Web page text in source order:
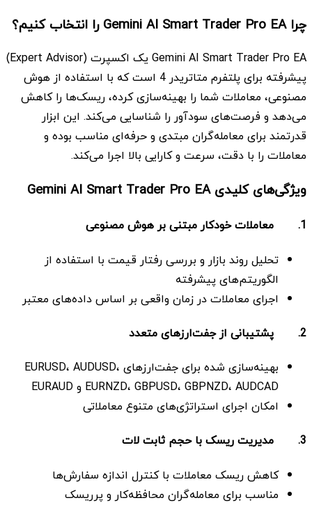
چرا Gemini AI Smart Trader Pro EA را انتخاب کنیم؟
Gemini AI Smart Trader Pro EA یک اکسپرت (Expert Advisor)
پیشرفته برای پلتفرم متاتریدر 4 است که با استفاده از هوش
مصنوعی، معاملات شما را بهینه‌سازی کرده، ریسک‌ها را کاهش
می‌دهد و فرصت‌های سودآور را شناسایی می‌کند. این ابزار
قدرتمند برای معامله‌گران مبتدی و حرفه‌ای مناسب بوده و
معاملات را با دقت، سرعت و کارایی بالا اجرا می‌کند.
ویژگی‌های کلیدیGemini AI Smart Trader Pro EA
1.
معاملات خودکار مبتنی بر هوش مصنوعی
تحلیل روند بازار و بررسی رفتار قیمت با استفاده از
الگوریتم‌های پیشرفته
اجرای معاملات در زمان واقعی بر اساس داده‌های معتبر
2.
پشتیبانی از جفت‌ارزهای متعدد
بهینه‌سازی شده برای جفت‌ارزهای EURUSD، AUDUSD،
EURNZD، GBPUSD، GBPNZD، AUDCAD و EURAUD
امکان اجرای استراتژی‌های متنوع معاملاتی
3.
مدیریت ریسک با حجم ثابت لات
کاهش ریسک معاملات با کنترل اندازه سفارش‌ها
مناسب برای معامله‌گران محافظه‌کار و پرریسک